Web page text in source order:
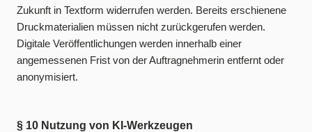
Zukunft in Textform widerrufen werden. Bereits erschienene
Druckmaterialien müssen nicht zurückgerufen werden.
Digitale Veröffentlichungen werden innerhalb einer
angemessenen Frist von der Auftragnehmerin entfernt oder
anonymisiert.
§ 10 Nutzung von KI-Werkzeugen